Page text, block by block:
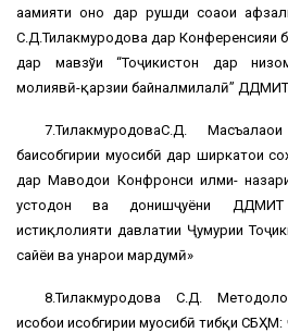
аҳамияти онҳо дар рушди соҳаҳои
С.Д.Тилакмуродова дар Конференсияи
дар мавзўи “Тоҷикистон дар
молиявӣ-қарзии байналмилалӣ”
7.ТилакмуродоваС.Д.
баҳисобгирии муҳосибӣ дар ширкатҳои
дар Маводҳои Конфронси илми-
устодон ва донишҷуёни ДДМИТ
истиқлолияти давлатии Ҷумҳурии
сайёҳи ва ҳунарҳои мардумӣ»
8.Тилакмуродова С.Д.
ҳисобҳои ҳисобгирии муҳосибӣ тибқи